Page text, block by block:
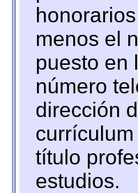
menos el
puesto en
número
dirección
título
estudios.